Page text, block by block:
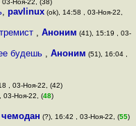
Ноя-22, (38)
, pavlinux(ok), 14:58 , 03-Ноя-22,
, Аноним (41), 15:19 , 03-
будешь , Аноним (51), 16:04 ,
, 03-Ноя-22, (42)
03-Ноя-22, (48)
(?), 16:42 , 03-Ноя-22, (55)